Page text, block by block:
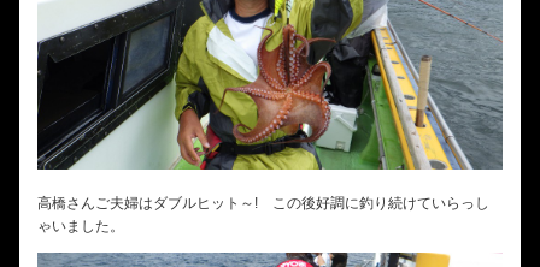
高橋さんご夫婦はダブルヒット～! この後好調に釣り続けていらっし
ゃいました。